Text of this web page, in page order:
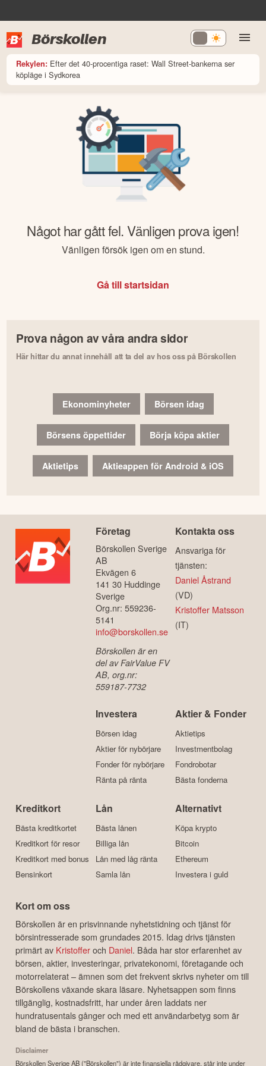
Börskollen
Rekylen: Efter det 40-procentiga raset: Wall Street-bankerna ser
köpläge i Sydkorea
Något har gått fel. Vänligen prova igen!
Vänligen försök igen om en stund.
Gå till startsidan
Prova någon av våra andra sidor
Här hittar du annat innehåll att ta del av hos oss på Börskollen
Ekonominyheter Börsen idag
Börsens öppettider Börja köpa aktier
Aktietips Aktieappen för Android & iOS
Företag
Börskollen Sverige
AB
Ekvägen 6
141 30 Huddinge
Sverige
Org.nr: 559236-
5141
info@borskollen.se
Börskollen är en
del av FairValue FV
AB, org.nr:
559187-7732
Kontakta oss
Ansvariga för
tjänsten:
Daniel Åstrand
(VD)
Kristoffer Matsson
(IT)
Investera
Börsen idag
Aktier för nybörjare
Fonder för nybörjare
Ränta på ränta
Aktier & Fonder
Aktietips
Investmentbolag
Fondrobotar
Bästa fonderna
Kreditkort
Bästa kreditkortet
Kreditkort för resor
Kreditkort med bonus
Bensinkort
Lån
Bästa lånen
Billiga lån
Lån med låg ränta
Samla lån
Alternativt
Köpa krypto
Bitcoin
Ethereum
Investera i guld
Kort om oss
Börskollen är en prisvinnande nyhetstidning och tjänst för
börsintresserade som grundades 2015. Idag drivs tjänsten
primärt av Kristofferoch Daniel. Båda har stor erfarenhet av
börsen, aktier, investeringar, privatekonomi, företagande och
motorrelaterat – ämnen som det frekvent skrivs nyheter om till
Börskollens växande skara läsare. Nyhetsappen som finns
tillgänglig, kostnadsfritt, har under åren laddats ner
hundratusentals gånger och med ett användarbetyg som är
bland de bästa i branschen.
Disclaimer
Börskollen Sverige AB ("Börskollen") är inte finansiella rådgivare, står inte under